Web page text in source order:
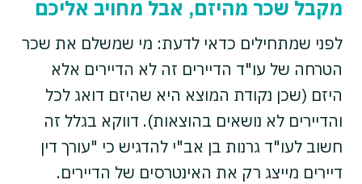
מקבל שכר מהיזם, אבל מחויב אליכם
לפני שמתחילים כדאי לדעת: מי שמשלם את שכר
הטרחה של עו"ד הדיירים זה לא הדיירים אלא
היזם (שכן נקודת המוצא היא שהיזם דואג לכל
והדיירים לא נושאים בהוצאות). דווקא בגלל זה
חשוב לעו"ד גרנות בן אב"י להדגיש כי "עורך דין
דיירים מייצג רק את האינטרסים של הדיירים.